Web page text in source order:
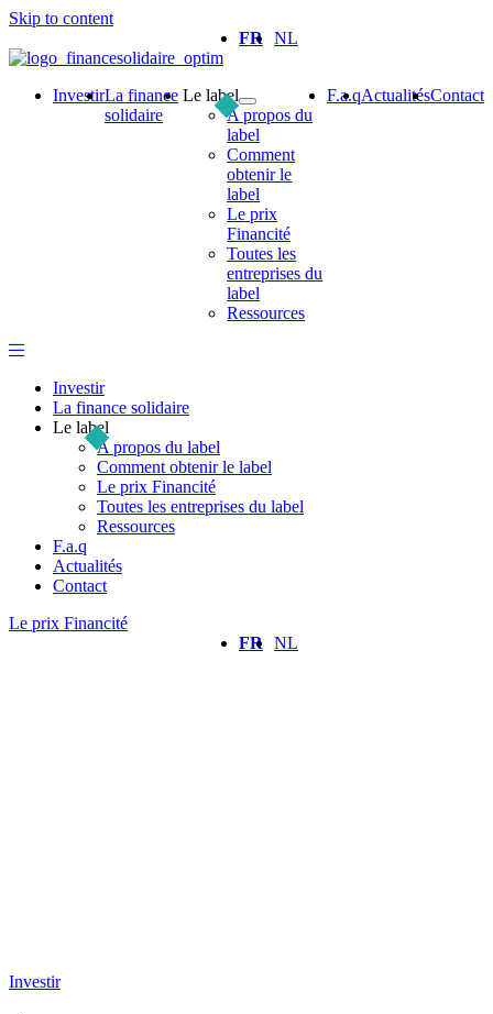
Skip to content
FR
NL
InvestirLa finance
solidaire
Le label
A propos du
label
Comment
obtenir le
label
Le prix
Financité
Toutes les
entreprises du
label
Ressources
F.a.qActualitésContact
Investir
La finance solidaire
Le label
A propos du label
Comment obtenir le label
Le prix Financité
Toutes les entreprises du label
Ressources
F.a.q
Actualités
Contact
Le prix Financité
FR
NL
Investir